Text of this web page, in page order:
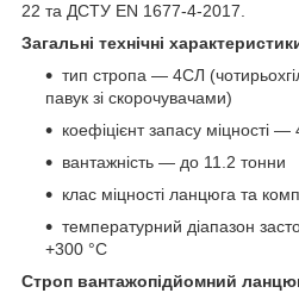
22 та ДСТУ EN 1677-4-2017.
Загальні технічні
тип стропа — 4СЛ
павук зі скорочувачами)
коефіцієнт запасу міцності —
вантажність — до 11.2 тонни
клас міцності ланцюга та
температурний діапазон
+300 °С
Строп вантажопідйомний